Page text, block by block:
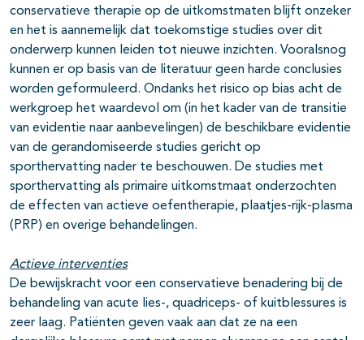
conservatieve therapie op de uitkomstmaten blijft onzeker
en het is aannemelijk dat toekomstige studies over dit
onderwerp kunnen leiden tot nieuwe inzichten. Vooralsnog
kunnen er op basis van de literatuur geen harde conclusies
worden geformuleerd. Ondanks het risico op bias acht de
werkgroep het waardevol om (in het kader van de transitie
van evidentie naar aanbevelingen) de beschikbare evidentie
van de gerandomiseerde studies gericht op
sporthervatting nader te beschouwen. De studies met
sporthervatting als primaire uitkomstmaat onderzochten
de effecten van actieve oefentherapie, plaatjes-rijk-plasma
(PRP) en overige behandelingen.
Actieve interventies
De bewijskracht voor een conservatieve benadering bij de
behandeling van acute lies-, quadriceps- of kuitblessures is
zeer laag. Patiënten geven vaak aan dat ze na een